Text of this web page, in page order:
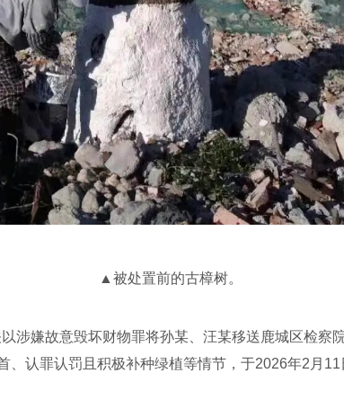
▲被处置前的古樟树。
涉嫌故意毁坏财物罪将孙某、汪某移送鹿城区检察
、认罪认罚且积极补种绿植等情节，于2026年2月